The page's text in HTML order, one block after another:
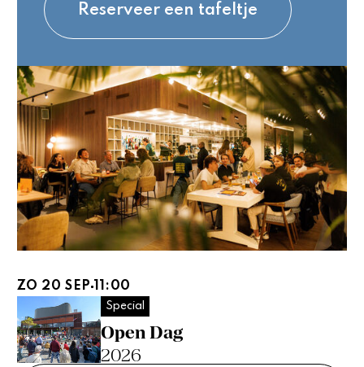
Reserveer een tafeltje
Open Dag
2026
Special
ZO 20 SEP 11:00